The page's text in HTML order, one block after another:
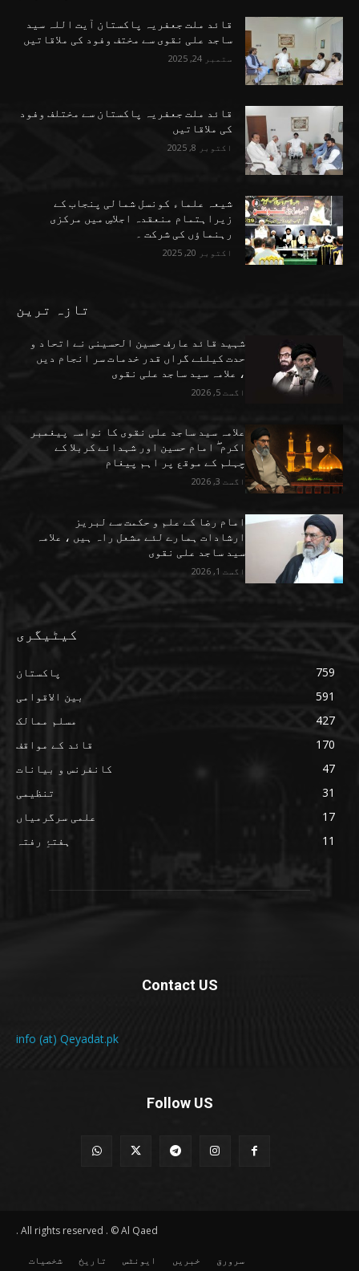
قائد ملت جعفریہ پاکستان آیت اللہ سید
ساجد علی نقوی سے مختف وفود کی ملاقاتیں
ستمبر 24, 2025
قائد ملت جعفریہ پاکستان سے مختلف وفود
کی ملاقاتیں
اکتوبر 8, 2025
شیعہ علماء کونسل شمالی پنجاب کے
زیراہتمام منعقدہ اجلاسِ میں مرکزی
رہنماؤں کی شرکت ۔
اکتوبر 20, 2025
تازہ ترین
شہید قائد عارف حسین الحسینی نے اتحاد و
حدت کیلئے گراں قدر خدمات سر انجام دیں
، علامہ سید ساجد علی نقوی
اگست 5, 2026
علامہ سید ساجد علی نقوی کا نواسہ پیغمبر
اکرم ۖ امام حسین اور شہدائے کربلا کے
چہلم کے موقع پر اہم پیغام
اگست 3, 2026
امام رضا کے علم و حکمت سے لبریز
ارشادات ہمارے لئے مشعل راہ ہیں ، علامہ
سید ساجد علی نقوی
اگست 1, 2026
کیٹیگری
پاکستان
759
بین الاقوامی
591
مسلم ممالک
427
قائد کے مواقف
170
کانفرنس و بیانات
47
تنظیمی
31
علمی سرگرمیاں
17
ہفتۂِ رفتہ
11
Contact US
info (at) Qeyadat.pk
Follow US
All rights reserved . © Al Qaed .
سرورق خبریں ایونٹس تاریخ
شخصیات